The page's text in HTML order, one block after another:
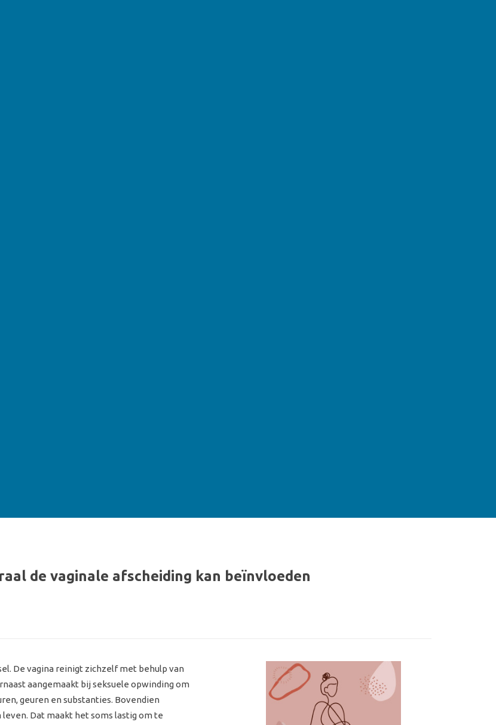
de vaginale afscheiding kan beïnvloeden
De vagina reinigt zichzelf met behulp van
aangemaakt bij seksuele opwinding om
geuren en substanties. Bovendien
leven. Dat maakt het soms lastig om te